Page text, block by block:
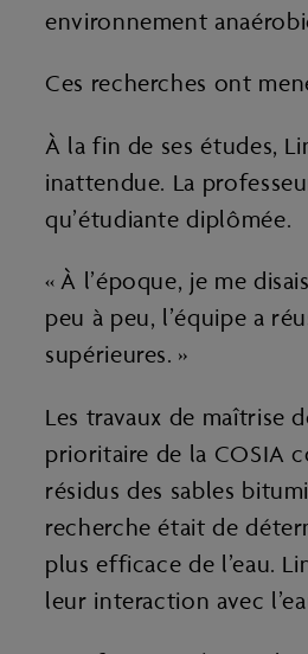
environnement
Ces recherches ont
À la fin de ses études,
inattendue. La
qu’étudiante diplômée.
« À l’époque, je me
peu à peu, l’équipe a
supérieures. »
Les travaux de maîtrise
prioritaire de la COSIA
résidus des sables
recherche était de
plus efficace de l’eau.
leur interaction avec